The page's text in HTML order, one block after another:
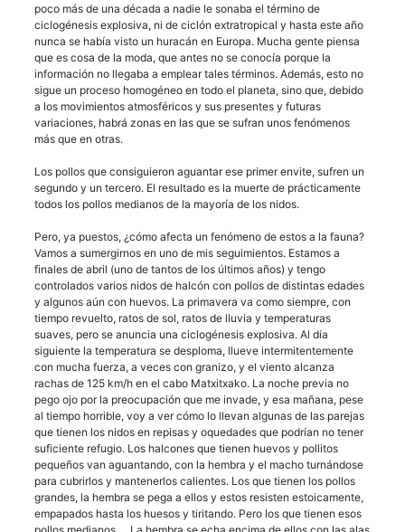
poco más de una década a nadie le sonaba el término de
ciclogénesis explosiva, ni de ciclón extratropical y hasta este año
nunca se había visto un huracán en Europa. Mucha gente piensa
que es cosa de la moda, que antes no se conocía porque la
información no llegaba a emplear tales términos. Además, esto no
sigue un proceso homogéneo en todo el planeta, sino que, debido
a los movimientos atmosféricos y sus presentes y futuras
variaciones, habrá zonas en las que se sufran unos fenómenos
más que en otras.
Los pollos que consiguieron aguantar ese primer envite, sufren un
segundo y un tercero. El resultado es la muerte de prácticamente
todos los pollos medianos de la mayoría de los nidos.
Pero, ya puestos, ¿cómo afecta un fenómeno de estos a la fauna?
Vamos a sumergirnos en uno de mis seguimientos. Estamos a
finales de abril (uno de tantos de los últimos años) y tengo
controlados varios nidos de halcón con pollos de distintas edades
y algunos aún con huevos. La primavera va como siempre, con
tiempo revuelto, ratos de sol, ratos de lluvia y temperaturas
suaves, pero se anuncia una ciclogénesis explosiva. Al día
siguiente la temperatura se desploma, llueve intermitentemente
con mucha fuerza, a veces con granizo, y el viento alcanza
rachas de 125 km/h en el cabo Matxitxako. La noche previa no
pego ojo por la preocupación que me invade, y esa mañana, pese
al tiempo horrible, voy a ver cómo lo llevan algunas de las parejas
que tienen los nidos en repisas y oquedades que podrían no tener
suficiente refugio. Los halcones que tienen huevos y pollitos
pequeños van aguantando, con la hembra y el macho turnándose
para cubrirlos y mantenerlos calientes. Los que tienen los pollos
grandes, la hembra se pega a ellos y estos resisten estoicamente,
empapados hasta los huesos y tiritando. Pero los que tienen esos